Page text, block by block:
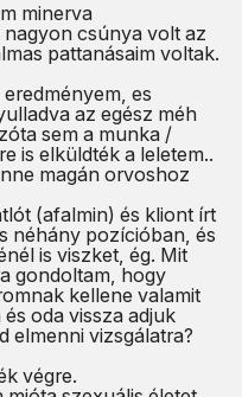
minerva
csúnya volt az
pattanásaim voltak.
es
az egész méh
sem a munka /
is elküldték a leletem..
magán orvoshoz
(afalmin) és kliont írt
néhány pozícióban, és
is viszket, ég. Mit
gondoltam, hogy
kellene valamit
oda vissza adjuk
elmenni vizsgálatra?
végre.